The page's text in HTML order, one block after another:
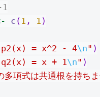
c ( 1 , 1 )
p2(x) = x^2 - 4\n" )
q2(x) = x + 1 \n" )
多項式は共通根を持ちま